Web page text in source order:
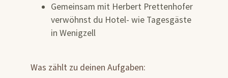
Gemeinsam mit Herbert Prettenhofer
verwöhnst du Hotel- wie Tagesgäste
in Wenigzell
Was zählt zu deinen Aufgaben: